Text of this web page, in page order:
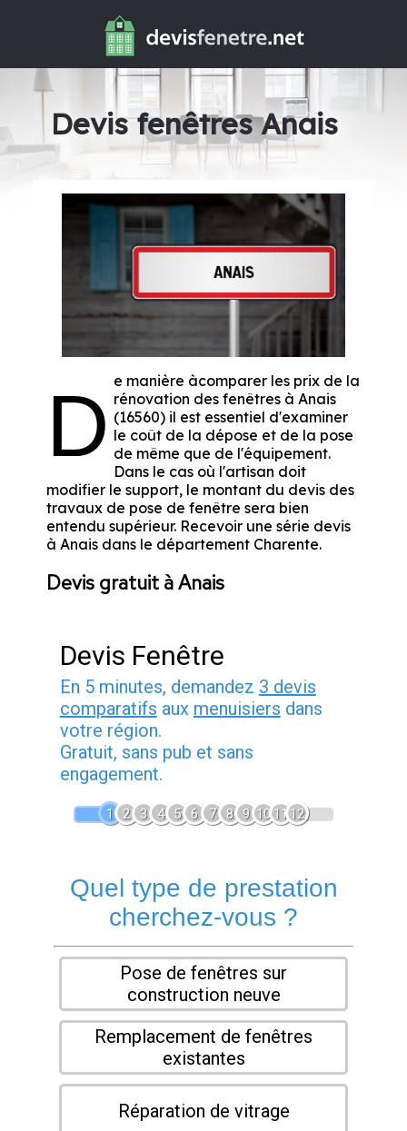
Devis fenêtres Anais
D e manière àcomparer les prix de la
rénovation des fenêtres à Anais
(16560) il est essentiel d'examiner
le coût de la dépose et de la pose
de même que de l'équipement.
Dans le cas où l'artisan doit
modifier le support, le montant du devis des
travaux de pose de fenêtre sera bien
entendu supérieur. Recevoir une série devis
à Anais dans le département Charente.
Devis gratuit à Anais
Devis Fenêtre
En 5 minutes, demandez 3 devis
comparatifs aux menuisiers dans
votre région.
Gratuit, sans pub et sans
engagement.
1 2 3 4 5 6 7 8 9 1011 12
Quel type de prestation
cherchez-vous ?
Pose de fenêtres sur
construction neuve
Remplacement de fenêtres
existantes
Réparation de vitrage